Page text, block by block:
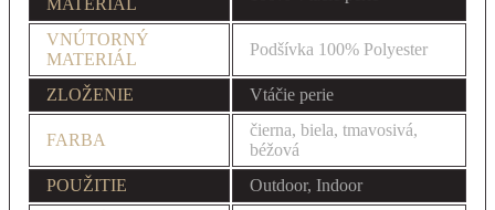
MATERIÁL
VNÚTORNÝ
MATERIÁL
Podšívka 100% Polyester
ZLOŽENIE Vtáčie perie
FARBA
čierna, biela, tmavosivá,
béžová
POUŽITIE
Outdoor, Indoor